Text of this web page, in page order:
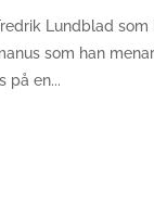
Lundblad
som han
på en...